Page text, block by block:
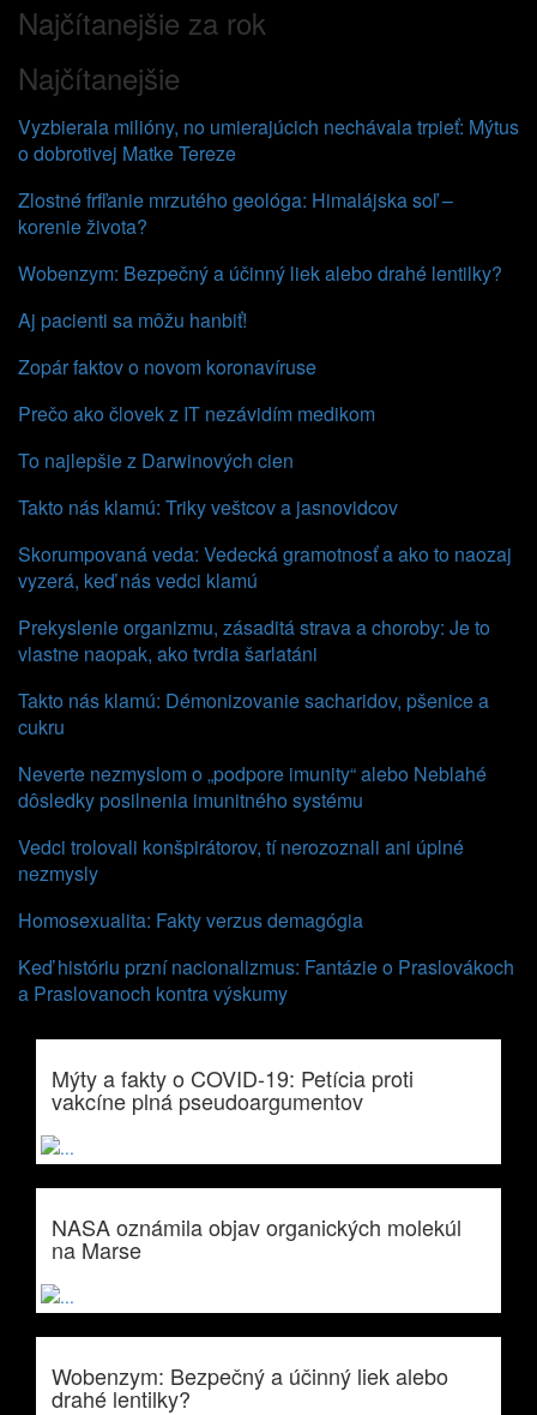
Najčítanejšie za rok
Najčítanejšie
Vyzbierala milióny, no umierajúcich nechávala trpieť: Mýtus
o dobrotivej Matke Tereze
Zlostné frfľanie mrzutého geológa: Himalájska soľ –
korenie života?
Wobenzym: Bezpečný a účinný liek alebo drahé lentilky?
Aj pacienti sa môžu hanbiť!
Zopár faktov o novom koronavíruse
Prečo ako človek z IT nezávidím medikom
To najlepšie z Darwinových cien
Takto nás klamú: Triky veštcov a jasnovidcov
Skorumpovaná veda: Vedecká gramotnosť a ako to naozaj
vyzerá, keď nás vedci klamú
Prekyslenie organizmu, zásaditá strava a choroby: Je to
vlastne naopak, ako tvrdia šarlatáni
Takto nás klamú: Démonizovanie sacharidov, pšenice a
cukru
Neverte nezmyslom o „podpore imunity“ alebo Neblahé
dôsledky posilnenia imunitného systému
Vedci trolovali konšpirátorov, tí nerozoznali ani úplné
nezmysly
Homosexualita: Fakty verzus demagógia
Keď históriu przní nacionalizmus: Fantázie o Praslovákoch
a Praslovanoch kontra výskumy
Mýty a fakty o COVID-19: Petícia proti
vakcíne plná pseudoargumentov
NASA oznámila objav organických molekúl
na Marse
Wobenzym: Bezpečný a účinný liek alebo
drahé lentilky?